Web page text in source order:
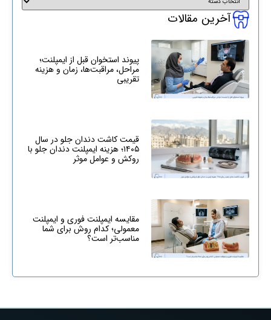
آخرین مقالات
پیوند استخوان قبل از ایمپلنت؛
مراحل، مراقبت‌ها، زمان و هزینه
تقریبی
قیمت کاشت دندان جلو در سال
۱۴۰۵؛ هزینه ایمپلنت دندان جلو با
روکش و عوامل موثر
مقایسه ایمپلنت فوری و ایمپلنت
معمولی؛ کدام روش برای شما
مناسب‌تر است؟